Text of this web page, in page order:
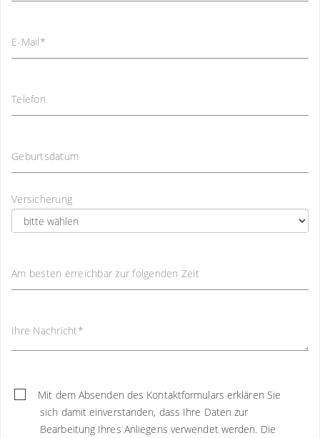
E-Mail*
Telefon
Geburtsdatum
Versicherung
Am besten erreichbar zur folgenden Zeit
Ihre Nachricht*
Mit dem Absenden des Kontaktformulars erklären Sie
sich damit einverstanden, dass Ihre Daten zur
Bearbeitung Ihres Anliegens verwendet werden. Die